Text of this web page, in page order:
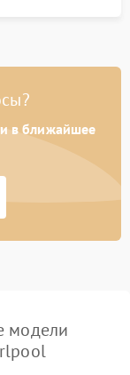
в ближайшее
модели